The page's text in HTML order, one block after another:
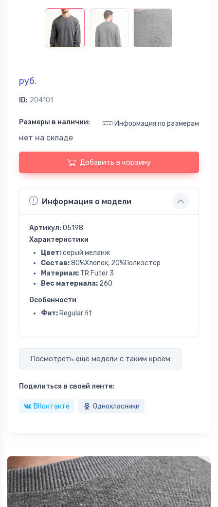
руб.
ID: 204101
Размеры в наличии: Информация по размерам
нет на складе
Добавить в корзину
Информация о модели
Артикул: 05198
Характеристики
Цвет:серый меланж
Состав:80%Хлопок, 20%Полиэстер
Материал: TR Futer 3
Вес материала: 260
Особенности
Фит: Regular fit
Посмотреть еще модели с таким кроем
Поделиться в своей ленте:
ВКонтакте Однокласники